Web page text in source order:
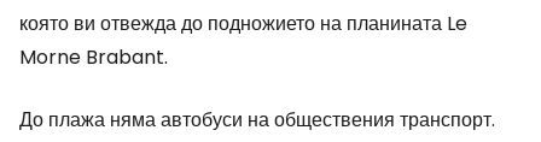
която ви отвежда до подножието на планината Le
Morne Brabant.
До плажа няма автобуси на обществения транспорт.